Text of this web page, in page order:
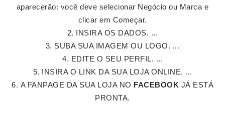
aparecerão: você deve selecionar Negócio ou Marca e
clicar em Começar.
INSIRA OS DADOS. ...
SUBA SUA IMAGEM OU LOGO. ...
EDITE O SEU PERFIL. ...
INSIRA O LINK DA SUA LOJA ONLINE. ...
A FANPAGE DA SUA LOJA NO FACEBOOK JÁ ESTÁ
PRONTA.